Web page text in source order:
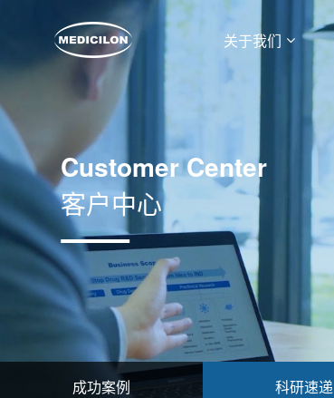
关于我们
Customer Center
客户中心
成功案例 科研速递